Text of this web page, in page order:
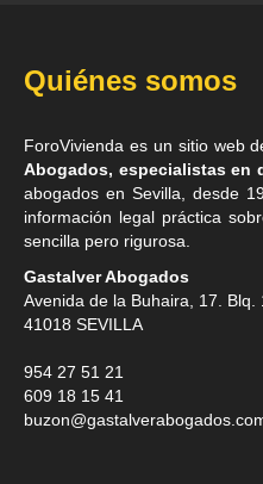
Quiénes somos
ForoVivienda es un sitio web
Abogados, especialistas en
abogados en Sevilla , desde
información legal práctica
sencilla pero rigurosa.
Gastalver Abogados
Avenida de la Buhaira, 17. Blq.
41018 SEVILLA
954 27 51 21
609 18 15 41